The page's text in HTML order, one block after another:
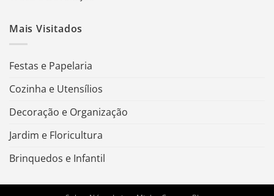
Mais Visitados
Festas e Papelaria
Cozinha e Utensílios
Decoração e Organização
Jardim e Floricultura
Brinquedos e Infantil